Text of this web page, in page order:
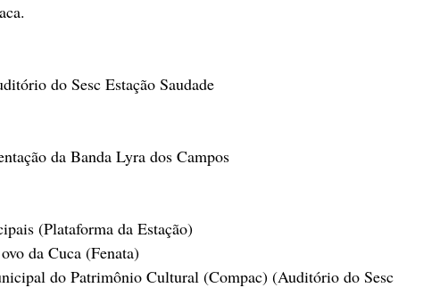
do Sesc Estação Saudade
da Banda Lyra dos Campos
(Plataforma da Estação)
da Cuca (Fenata)
do Patrimônio Cultural (Compac) (Auditório do Sesc